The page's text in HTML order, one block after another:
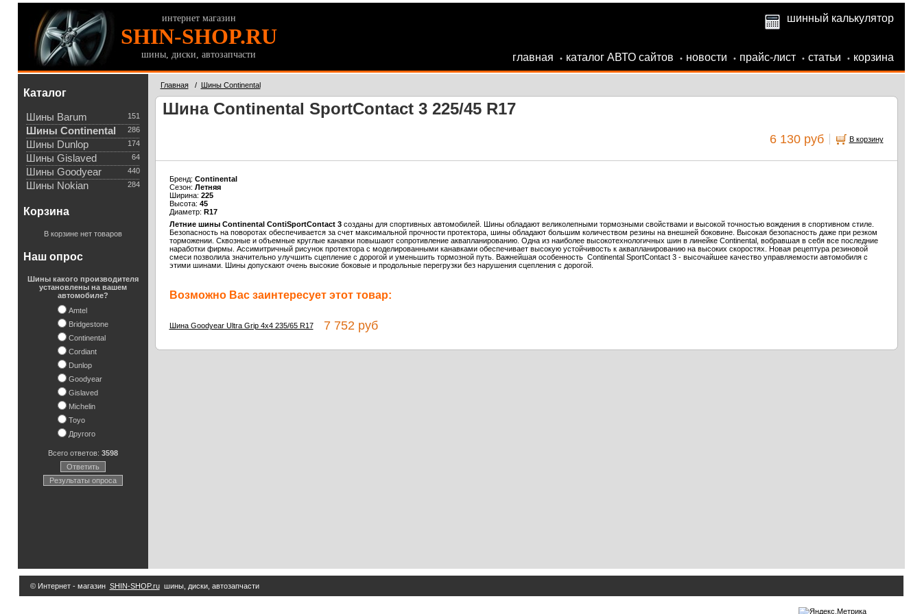
интернет магазин
SHIN-SHOP.RU
шины, диски, автозапчасти
шинный калькулятор
главная • каталог АВТО сайтов • новости • прайс-лист • статьи • корзина
Каталог
151
Шины Barum
286
Шины Continental
174
Шины Dunlop
64
Шины Gislaved
440
Шины Goodyear
284
Шины Nokian
Корзина
В корзине нет товаров
Наш опрос
Шины какого производителя
установлены на вашем
автомобиле?
Amtel
Bridgestone
Continental
Cordiant
Dunlop
Goodyear
Gislaved
Michelin
Toyo
Другого
Всего ответов: 3598
Ответить
Результаты опроса
Главная/ Шины Continental
Шина Continental SportContact 3 225/45 R17
6 130 руб В корзину
Бренд: Continental
Сезон: Летняя
Ширина: 225
Высота: 45
Диаметр: R17
Летние шины Continental ContiSportContact 3созданы для спортивных автомобилей. Шины обладают великолепными тормозными свойствами и высокой точностью вождения в спортивном стиле.
Безопасность на поворотах обеспечивается за счет максимальной прочности протектора, шины обладают большим количеством резины на внешней боковине. Высокая безопасность даже при резком
торможении. Сквозные и объемные круглые канавки повышают сопротивление аквапланированию. Одна из наиболее высокотехнологичных шин в линейке Continental, вобравшая в себя все последние
наработки фирмы. Ассимитричный рисунок протектора с моделированными канавками обеспечивает высокую устойчивость к аквапланированию на высоких скоростях. Новая рецептура резиновой
смеси позволила значительно улучшить сцепление с дорогой и уменьшить тормозной путь. Важнейшая особенность Continental SportContact 3 - высочайшее качество управляемости автомобиля с
этими шинами. Шины допускают очень высокие боковые и продольные перегрузки без нарушения сцепления с дорогой.
Возможно Вас заинтересует этот товар:
Шина Goodyear Ultra Grip 4x4 235/65 R177 752 руб
© Интернет - магазин SHIN-SHOP.ruшины, диски, автозапчасти